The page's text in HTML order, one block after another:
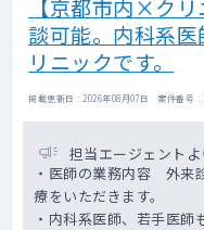
【京都市内×ク
談可能。内科系
リニックです。
掲載更新日 : 2026年08月07日 案件番号 :
担当エージェントよ
・医師の業務内容 外来
療をいただきます。
・内科系医師、若手医師